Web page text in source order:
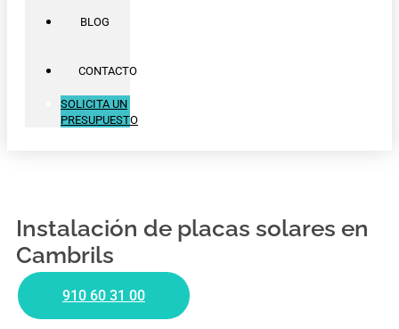
BLOG
CONTACTO
SOLICITA UN
PRESUPUESTO
Instalación de placas solares en
Cambrils
910 60 31 00